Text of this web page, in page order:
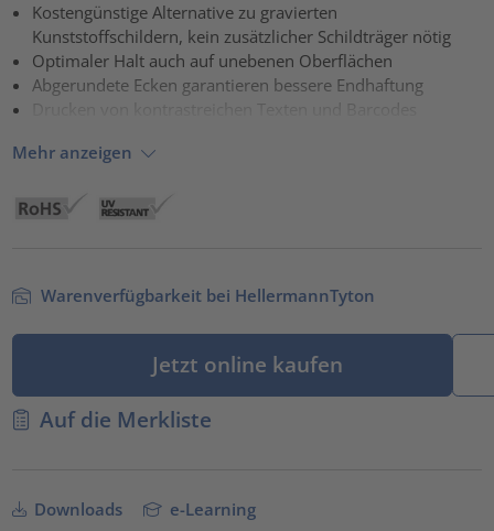
powered byUsercentrics Consent Management Platform
Kostengünstige Alternative zu gravierten
Kunststoffschildern, kein zusätzlicher Schildträger nötig
Optimaler Halt auch auf unebenen Oberflächen
Abgerundete Ecken garantieren bessere Endhaftung
Mehr anzeigen
Warenverfügbarkeit bei HellermannTyton
Jetzt online kaufen
Auf die Merkliste
Downloads e-Learning